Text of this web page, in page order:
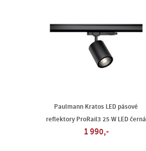
Paulmann Kratos LED pásové
reflektory ProRail3 25 W LED černá
1 990,-